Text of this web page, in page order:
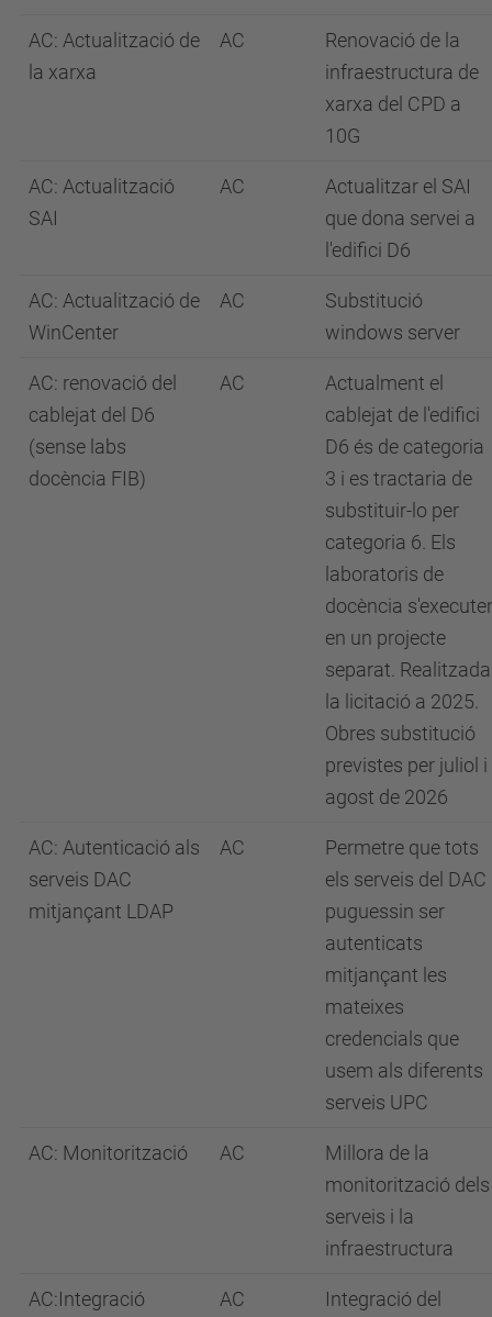
AC: Actualització de
la xarxa
AC
Renovació de la
infraestructura de
xarxa del CPD a
10G
AC: Actualització
SAI
AC
Actualitzar el SAI
que dona servei a
l'edifici D6
AC: Actualització de
WinCenter
AC
Substitució
windows server
AC: renovació del
cablejat del D6
(sense labs
docència FIB)
AC
Actualment el
cablejat de l'edifici
D6 és de categoria
3 i es tractaria de
substituir-lo per
categoria 6. Els
laboratoris de
docència
en un projecte
separat. Realitzada
la licitació a 2025.
Obres substitució
previstes per juliol i
agost de 2026
AC: Autenticació als
serveis DAC
mitjançant LDAP
AC
Permetre que tots
els serveis del DAC
puguessin ser
autenticats
mitjançant les
mateixes
credencials que
usem als diferents
serveis UPC
AC: Monitorització AC
Millora de la
monitorització dels
serveis i la
infraestructura
AC:Integració
AC
Integració del